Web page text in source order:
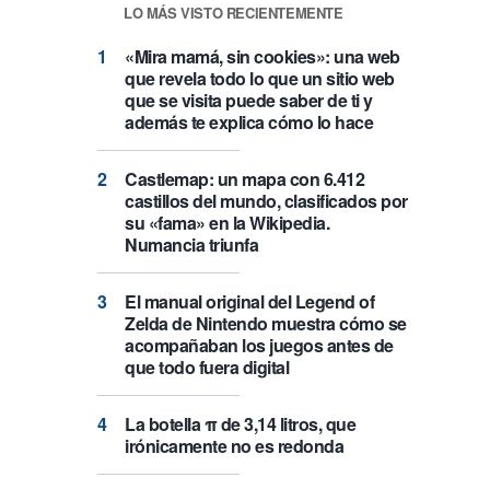
LO MÁS VISTO RECIENTEMENTE
«Mira mamá, sin cookies»: una web
que revela todo lo que un sitio web
que se visita puede saber de ti y
además te explica cómo lo hace
Castlemap: un mapa con 6.412
castillos del mundo, clasificados por
su «fama» en la Wikipedia.
Numancia triunfa
El manual original del Legend of
Zelda de Nintendo muestra cómo se
acompañaban los juegos antes de
que todo fuera digital
La botella π de 3,14 litros, que
irónicamente no es redonda